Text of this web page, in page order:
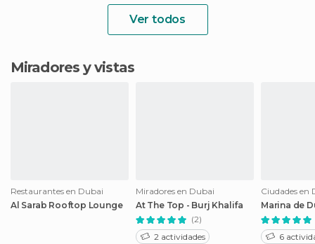
Ver todos
Miradores y vistas
Restaurantes en Dubai
Al Sarab Rooftop Lounge
Miradores en Dubai
At The Top - Burj Khalifa
(2)
2 actividades
Ciudades en
Marina de
6